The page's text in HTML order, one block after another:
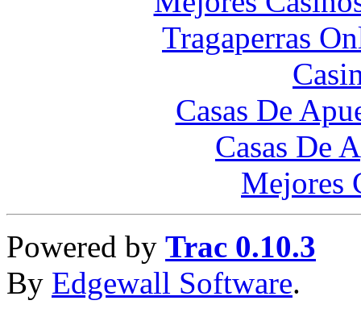
Tragaperras
Casas De
Casas De
Mejores
Powered by Trac 0.10.3
By Edgewall Software.